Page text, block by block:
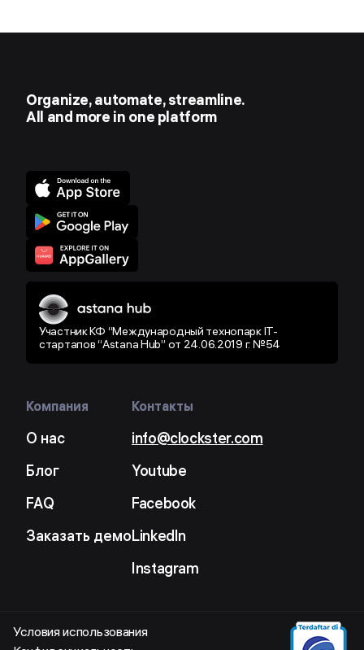
Organize, automate, streamline.
All and more in one platform
Участник КФ “Международный технопарк IT-
стартапов “Astana Hub” от 24.06.2019 г. №54
Компания
О нас
Блог
FAQ
Заказать демо
Контакты
info@clockster.com
Youtube
Facebook
LinkedIn
Instagram
Условия использования